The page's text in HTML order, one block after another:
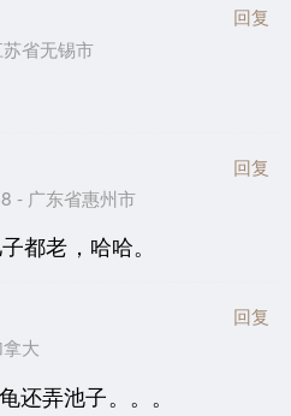
省无锡市
回复
- 广东省惠州市
回复
都老，哈哈。
大
回复
还弄池子。。。